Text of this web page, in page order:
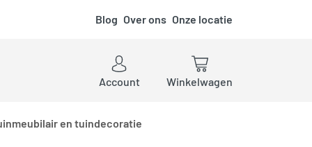
Blog Over ons Onze locatie
Account
Winkelwagen
en tuindecoratie